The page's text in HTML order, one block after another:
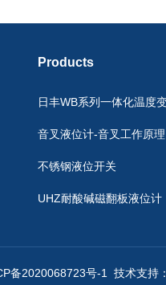
Products
音叉液位计-音叉工作原理
不锈钢液位开关
UHZ耐酸碱磁翻板液位计
备2020068723号-1 技术支持：